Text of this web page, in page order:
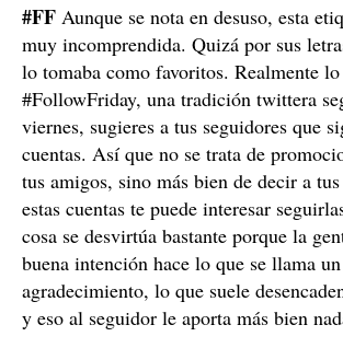
#FF Aunque se nota en desuso, esta
muy incomprendida. Quizá por sus
lo tomaba como favoritos. Realmente
#FollowFriday, una tradición twittera
viernes, sugieres a tus seguidores que
cuentas. Así que no se trata de
tus amigos, sino más bien de decir a tus
estas cuentas te puede interesar
cosa se desvirtúa bastante porque la
buena intención hace lo que se llama
agradecimiento, lo que suele
y eso al seguidor le aporta más bien